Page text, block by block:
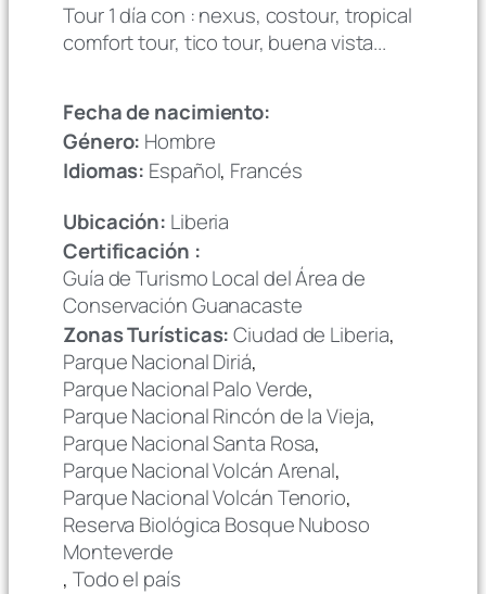
Tour 1 día con : nexus, costour, tropical
comfort tour, tico tour, buena vista...
Fecha de nacimiento:
Género: Hombre
Idiomas: Español, Francés
Ubicación: Liberia
Certificación :
Guía de Turismo Local del Área de
Conservación Guanacaste
Zonas Turísticas:Ciudad de Liberia,
Parque Nacional Diriá,
Parque Nacional Palo Verde,
Parque Nacional Rincón de la Vieja,
Parque Nacional Santa Rosa,
Parque Nacional Volcán Arenal,
Parque Nacional Volcán Tenorio,
Reserva Biológica Bosque Nuboso
Monteverde
, Todo el país